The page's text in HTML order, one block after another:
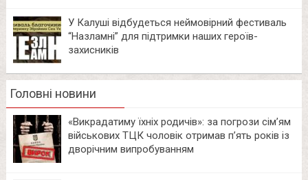
У Калуші відбудеться неймовірний фестиваль
“Назламні” для підтримки наших героїв-
захисників
Головні новини
«Викрадатиму їхніх родичів»: за погрози сім’ям
військових ТЦК чоловік отримав п’ять років із
дворічним випробуванням